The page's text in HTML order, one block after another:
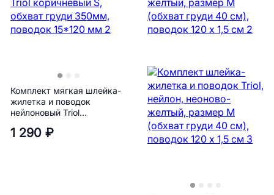
Комплект мягкая шлейка-
жилетка и поводок
нейлоновый Triol
груди 350мм, поводок
1 290 ₽